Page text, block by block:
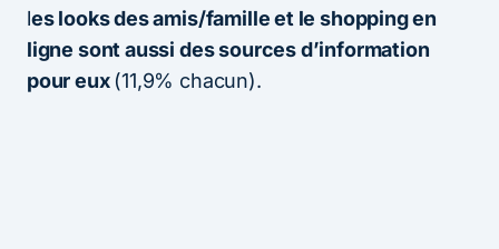
les looks des amis/famille et le shopping en
ligne sont aussi des sources d’information
pour eux (11,9% chacun).